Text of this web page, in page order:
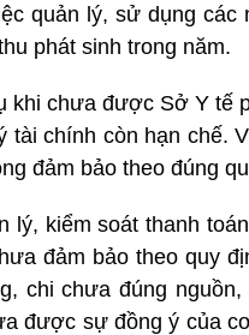
quản lý, sử dụng các
phát sinh trong năm.
khi chưa được Sở Y tế
tài chính còn hạn chế.
đảm bảo theo đúng
lý, kiểm soát thanh
đảm bảo theo quy
chi chưa đúng
được sự đồng ý của